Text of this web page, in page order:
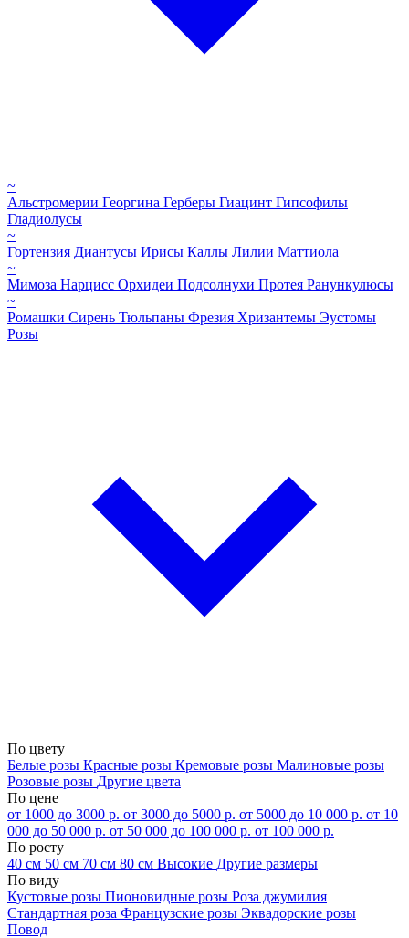
~
Альстромерии Георгина Герберы Гиацинт Гипсофилы
Гладиолусы
~
Гортензия Диантусы Ирисы Каллы Лилии Маттиола
~
Мимоза Нарцисс Орхидеи Подсолнухи Протея Ранункулюсы
~
Ромашки Сирень Тюльпаны Фрезия Хризантемы Эустомы
Розы
По цвету
Белые розы Красные розы Кремовые розы Малиновые розы
Розовые розы Другие цвета
По цене
от 1000 до 3000 р. от 3000 до 5000 р. от 5000 до 10 000 р. от 10
000 до 50 000 р. от 50 000 до 100 000 р. от 100 000 р.
По росту
40 см 50 см 70 см 80 см Высокие Другие размеры
По виду
Кустовые розы Пионовидные розы Роза джумилия
Стандартная роза Французские розы Эквадорские розы
Повод